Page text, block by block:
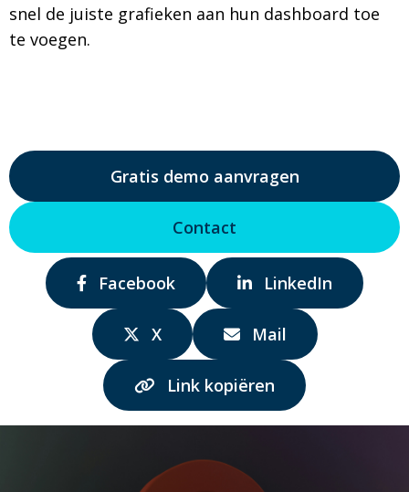
snel de juiste grafieken aan hun dashboard toe
te voegen.
Gratis demo aanvragen
Contact
Delen
via:
Facebook
Delen
LinkedIn
Delen
via:
X
Delen
Mail
Link kopiëren